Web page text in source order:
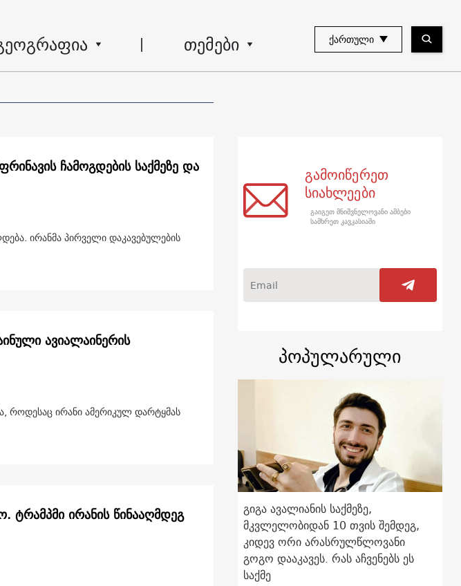
თემები ᲥᲐᲠᲗᲣᲚᲘ
ჩამოგდების საქმეზე და
ირანმა პირველი დაკავებულების
ავიალაინერის
როდესაც ირანი ამერიკულ დარტყმას
ირანის წინააღმდეგ
გამოიწერეთ
სიახლეები
გაიგეთ მნიშვნელოვანი ამბები
სამხრეთ კავკასიაში
პოპულარული
გიგა ავალიანის საქმეზე,
მკვლელობიდან 10 თვის შემდეგ,
კიდევ ორი არასრულწლოვანი
გოგო დააკავეს. რას აჩვენებს ეს
საქმე